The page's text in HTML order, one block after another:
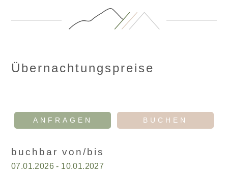
Übernachtungspreise
ANFRAGEN BUCHEN
buchbar von/bis
07.01.2026 - 10.01.2027